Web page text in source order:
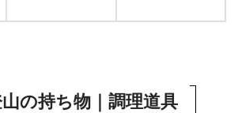
の持ち物｜調理道具